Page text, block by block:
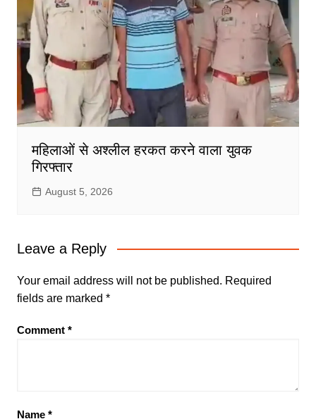
महिलाओं से अश्लील हरकत करने वाला युवक
गिरफ्तार
August 5, 2026
Leave a Reply
Your email address will not be published. Required
fields are marked *
Comment *
Name *